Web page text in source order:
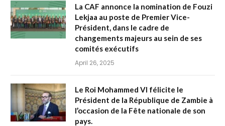
La CAF annonce la nomination de Fouzi
Lekjaa au poste de Premier Vice-
Président, dans le cadre de
changements majeurs au sein de ses
comités exécutifs
April 26, 2025
Le Roi Mohammed VI félicite le
Président de la République de Zambie à
l’occasion de la Fête nationale de son
pays.